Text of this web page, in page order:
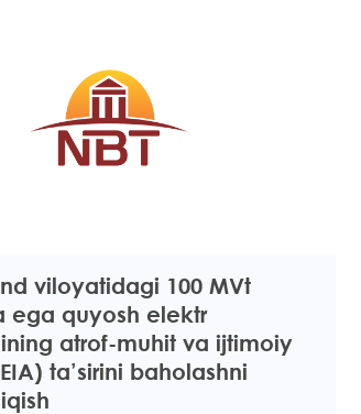
viloyatidagi 100 MVt
ega quyosh elektr
atrof-muhit va ijtimoiy
ta’sirini baholashni